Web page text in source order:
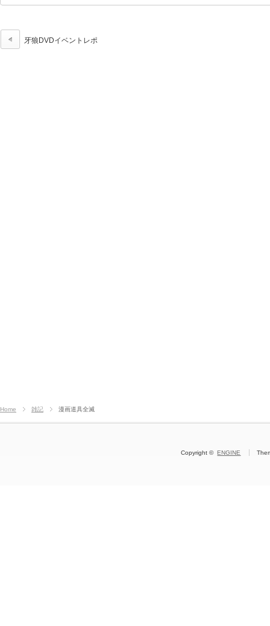
牙狼DVDイベントレポ
Home 雑記 漫画道具全滅
Copyright ©ENGINE